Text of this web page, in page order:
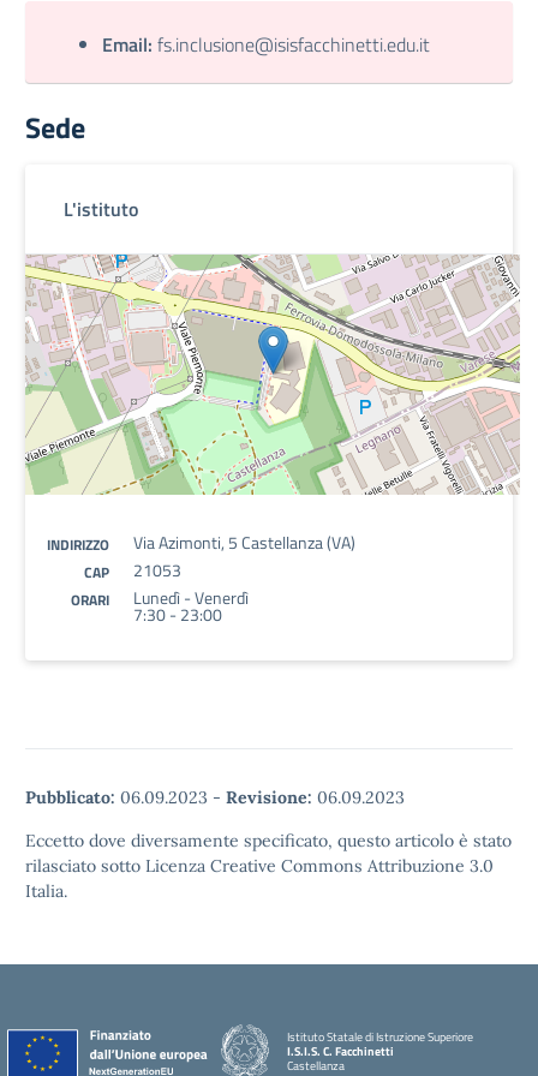
Email: fs.inclusione@isisfacchinetti.edu.it
Sede
L'istituto
INDIRIZZO Via Azimonti, 5 Castellanza (VA)
CAP 21053
ORARI Lunedì - Venerdì
7:30 - 23:00
Pubblicato: 06.09.2023 - Revisione: 06.09.2023
Eccetto dove diversamente specificato, questo articolo è stato
rilasciato sotto Licenza Creative Commons Attribuzione 3.0
Italia.
Istituto Statale di Istruzione Superiore
I.S.I.S. C. Facchinetti
Castellanza